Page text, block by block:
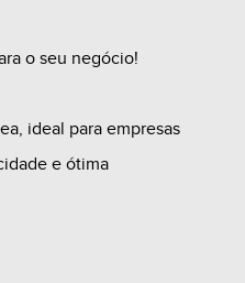
o seu negócio!
ideal para empresas
e ótima